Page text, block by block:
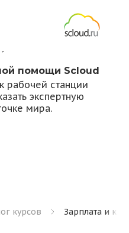
работы с 1С,
и заказа услуг
помощи Scloud
рабочей станции
экспертную
мира.
курсов Зарплата и